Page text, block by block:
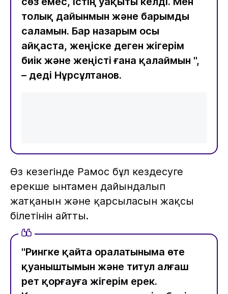
толық дайынмын және барымды
саламын. Бар назарым осы
айқаста, жеңіске деген жігерім
биік және жеңісті ғана қалаймын ",
– деді Нұрсұлтанов.
Өз кезегінде Рамос бұл кездесуге
ерекше ынтамен дайындалып
жатқанын және қарсыласын жақсы
білетінін айтты.
"Рингке қайта оралатыныма өте
қуаныштымын және титул алғаш
рет қорғауға жігерім ерек.